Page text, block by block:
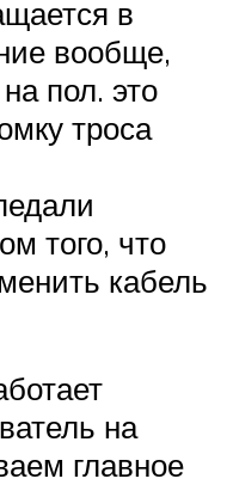
в
вообще,
пол. это
троса
того, что
кабель
на
главное